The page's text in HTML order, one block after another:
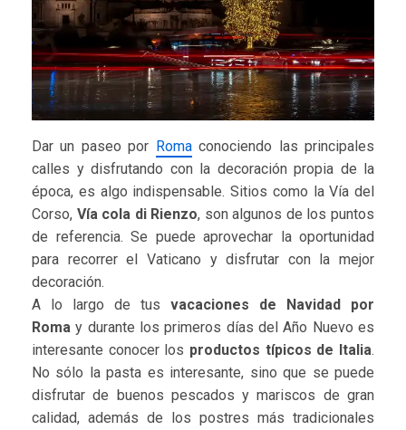
Dar un paseo por Romaconociendo las principales
calles y disfrutando con la decoración propia de la
época, es algo indispensable. Sitios como la Vía del
Corso, Vía cola di Rienzo, son algunos de los puntos
de referencia. Se puede aprovechar la oportunidad
para recorrer el Vaticano y disfrutar con la mejor
decoración.
A lo largo de tus vacaciones de Navidad por
Roma y durante los primeros días del Año Nuevo es
interesante conocer los productos típicos de Italia.
No sólo la pasta es interesante, sino que se puede
disfrutar de buenos pescados y mariscos de gran
calidad, además de los postres más tradicionales